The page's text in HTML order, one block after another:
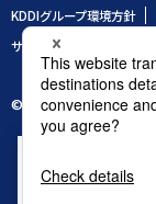
企業や組織のセキ
緊急対応窓口
KDDIグループ環境方針
サイトのご利用条件
© 1995 LAC Co., Ltd.